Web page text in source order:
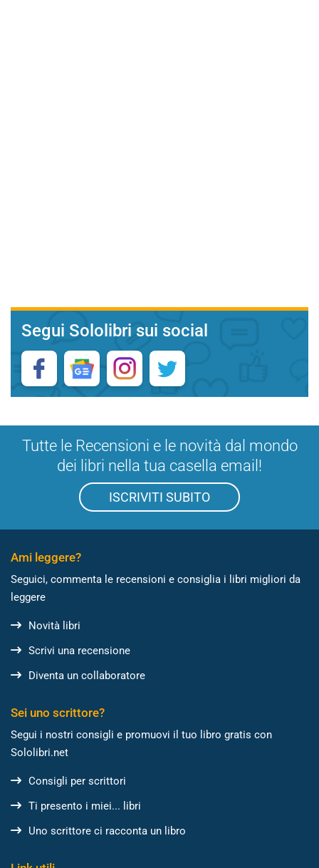
Segui Sololibri sui social
Tutte le Recensioni e le novità dal mondo
dei libri nella tua casella email!
ISCRIVITI SUBITO
Ami leggere?
Seguici, commenta le recensioni e consiglia i libri migliori da
leggere
Novità libri
Scrivi una recensione
Diventa un collaboratore
Sei uno scrittore?
Segui i nostri consigli e promuovi il tuo libro gratis con
Sololibri.net
Consigli per scrittori
Ti presento i miei... libri
Uno scrittore ci racconta un libro